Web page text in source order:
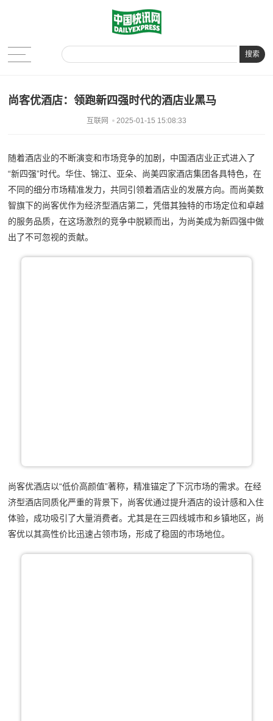
搜索
尚客优酒店：领跑新四强时代的酒店业黑马
互联网 2025-01-15 15:08:33
随着酒店业的不断演变和市场竞争的加剧，中国酒店业正式进入了
“新四强”时代。华住、锦江、亚朵、尚美四家酒店集团各具特色，在
不同的细分市场精准发力，共同引领着酒店业的发展方向。而尚美数
智旗下的尚客优作为经济型酒店第二，凭借其独特的市场定位和卓越
的服务品质，在这场激烈的竞争中脱颖而出，为尚美成为新四强中做
出了不可忽视的贡献。
尚客优酒店以“低价高颜值”著称，精准锚定了下沉市场的需求。在经
济型酒店同质化严重的背景下，尚客优通过提升酒店的设计感和入住
体验，成功吸引了大量消费者。尤其是在三四线城市和乡镇地区，尚
客优以其高性价比迅速占领市场，形成了稳固的市场地位。